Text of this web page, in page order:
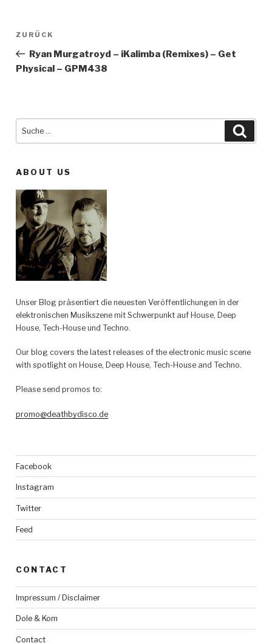
Beitragsnavigation
Vorheriger
ZURÜCK
Ryan Murgatroyd – iKalimba (Remixes) – Get
Physical – GPM438
ABOUT US
Unser Blog präsentiert die neuesten Veröffentlichungen in der
elektronischen Musikszene mit Schwerpunkt auf House, Deep
House, Tech-House und Techno.
Our blog covers the latest releases of the electronic music scene
with spotlight on House, Deep House, Tech-House and Techno.
Please send promos to:
promo@deathbydisco.de
Facebook
Instagram
Twitter
Feed
CONTACT
Impressum / Disclaimer
Dole & Kom
Contact